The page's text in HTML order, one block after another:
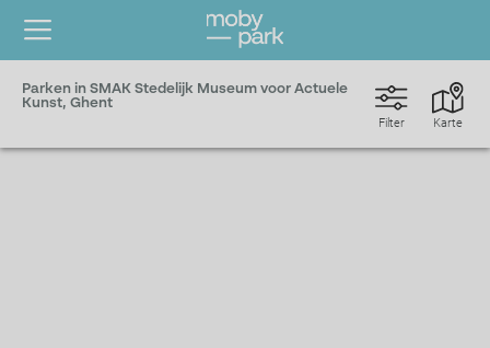
Parken in SMAK Stedelijk Museum voor Actuele
Kunst, Ghent
Karte
Filter